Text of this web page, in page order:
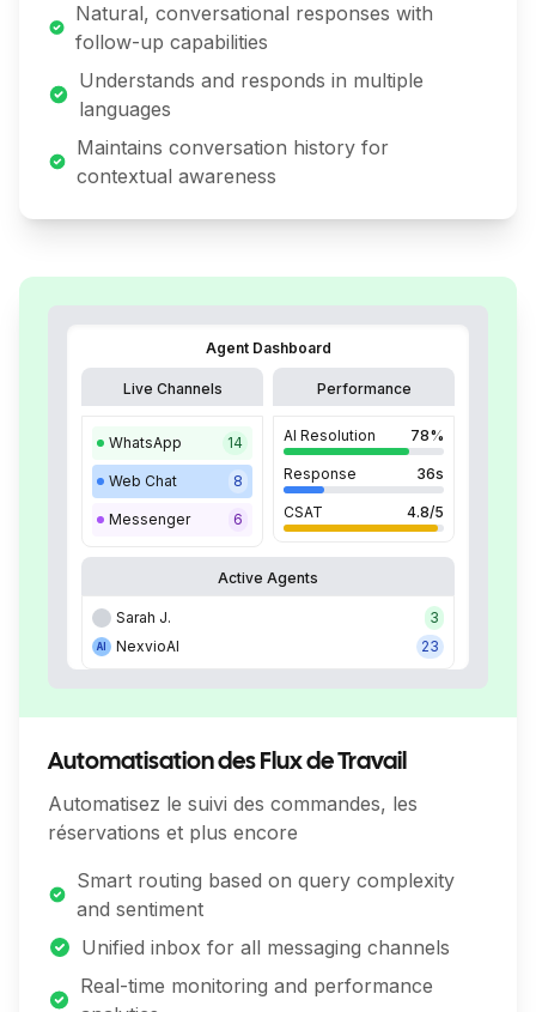
Natural, conversational responses with
follow-up capabilities
Understands and responds in multiple
languages
Maintains conversation history for
contextual awareness
Agent Dashboard
Live Channels
WhatsApp 14
Web Chat 8
Messenger 6
Performance
AI Resolution 78%
Response 36s
CSAT 4.8/5
Active Agents
Sarah J. 3
AI NexvioAI 23
Automatisation des Flux de Travail
Automatisez le suivi des commandes, les
réservations et plus encore
Smart routing based on query complexity
and sentiment
Unified inbox for all messaging channels
Real-time monitoring and performance